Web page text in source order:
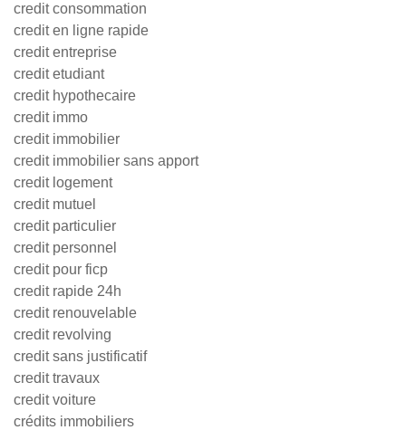
credit consommation
credit en ligne rapide
credit entreprise
credit etudiant
credit hypothecaire
credit immo
credit immobilier
credit immobilier sans apport
credit logement
credit mutuel
credit particulier
credit personnel
credit pour ficp
credit rapide 24h
credit renouvelable
credit revolving
credit sans justificatif
credit travaux
credit voiture
crédits immobiliers